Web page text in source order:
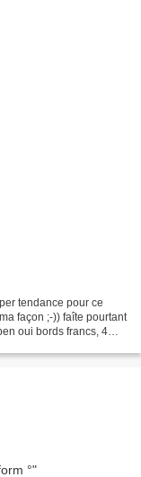
tendance pour ce
façon ;-)) faîte pourtant
oui bords francs, 4